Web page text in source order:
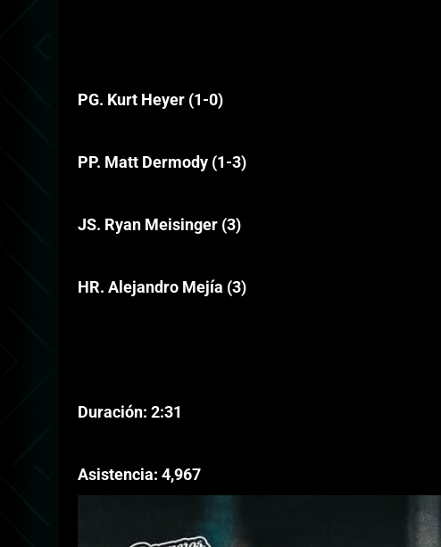
PG. Kurt Heyer (1-0)
PP. Matt Dermody (1-3)
JS. Ryan Meisinger (3)
HR. Alejandro Mejía (3)
Duración: 2:31
Asistencia: 4,967